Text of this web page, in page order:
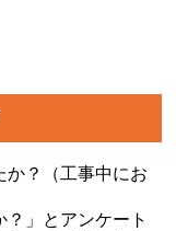
か？（工事中にお
」とアンケート